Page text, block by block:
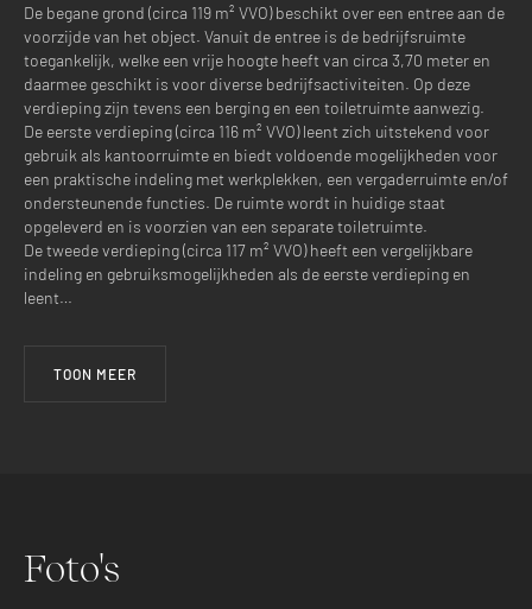
De begane grond (circa 119 m² VVO) beschikt over een entree aan de
voorzijde van het object. Vanuit de entree is de bedrijfsruimte
toegankelijk, welke een vrije hoogte heeft van circa 3,70 meter en
daarmee geschikt is voor diverse bedrijfsactiviteiten. Op deze
verdieping zijn tevens een berging en een toiletruimte aanwezig.
De eerste verdieping (circa 116 m² VVO) leent zich uitstekend voor
gebruik als kantoorruimte en biedt voldoende mogelijkheden voor
een praktische indeling met werkplekken, een vergaderruimte en/of
ondersteunende functies. De ruimte wordt in huidige staat
opgeleverd en is voorzien van een separate toiletruimte.
De tweede verdieping (circa 117 m² VVO) heeft een vergelijkbare
indeling en gebruiksmogelijkheden als de eerste verdieping en
leent…
TOON MEER
Foto's